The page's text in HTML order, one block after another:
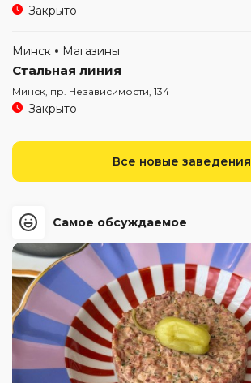
Закрыто
Минск Магазины
Стальная линия
Минск, пр. Независимости, 134
Закрыто
Все новые заведения
Самое обсуждаемое